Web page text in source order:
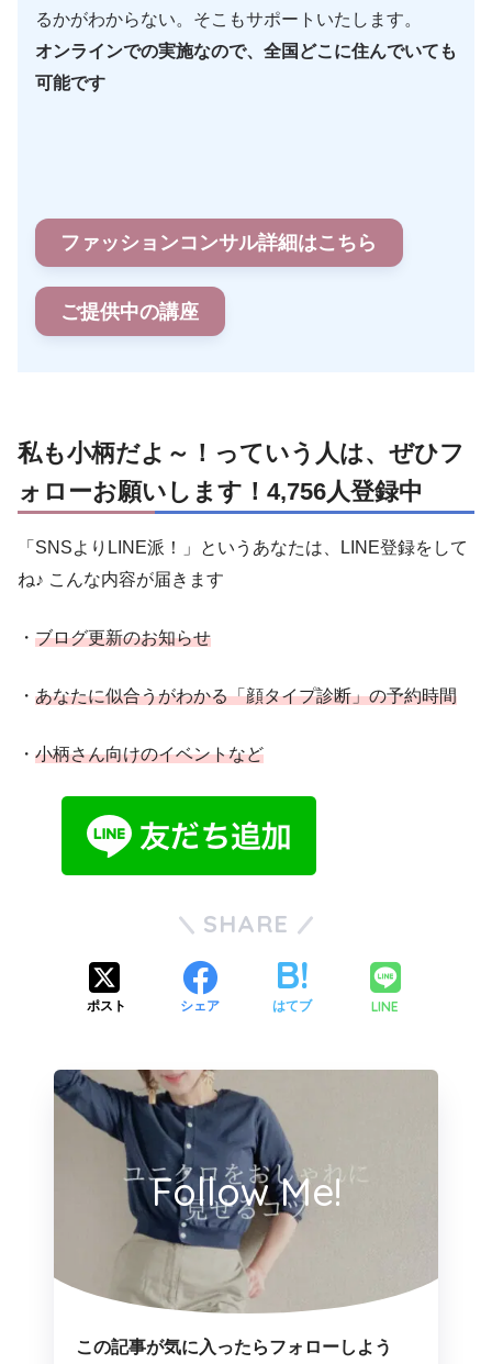
るかがわからない。そこもサポートいたします。
オンラインでの実施なので、全国どこに住んでいても
可能です
ファッションコンサル詳細はこちら
ご提供中の講座
私も小柄だよ～！っていう人は、ぜひフ
ォローお願いします！4,756人登録中
「SNSよりLINE派！」というあなたは、LINE登録をして
ね♪ こんな内容が届きます
・ ブログ更新のお知らせ
・ あなたに似合うがわかる「顔タイプ診断」の予約時間
・ 小柄さん向けのイベントなど
SHARE
ポスト シェア はてブ LINE
Follow Me!
この記事が気に入ったらフォローしよう